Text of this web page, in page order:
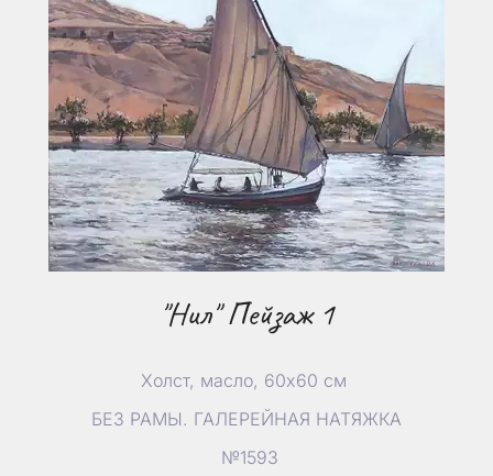
"Нил" Пейзаж 1
Холст, масло, 60х60 см
БЕЗ РАМЫ. ГАЛЕРЕЙНАЯ НАТЯЖКА
№1593